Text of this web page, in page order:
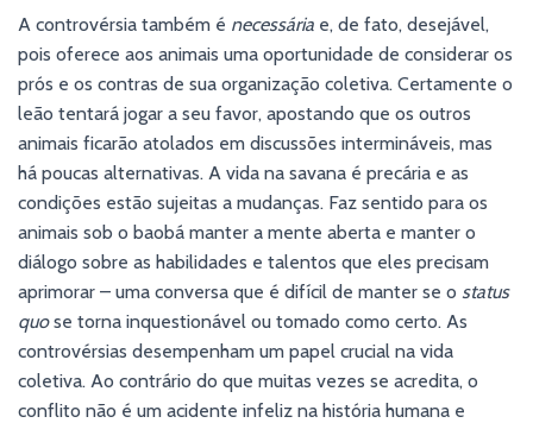
A controvérsia também é necessária e, de fato, desejável,
pois oferece aos animais uma oportunidade de considerar os
prós e os contras de sua organização coletiva. Certamente o
leão tentará jogar a seu favor, apostando que os outros
animais ficarão atolados em discussões intermináveis, mas
há poucas alternativas. A vida na savana é precária e as
condições estão sujeitas a mudanças. Faz sentido para os
animais sob o baobá manter a mente aberta e manter o
diálogo sobre as habilidades e talentos que eles precisam
aprimorar – uma conversa que é difícil de manter se o status
quose torna inquestionável ou tomado como certo. As
controvérsias desempenham um papel crucial na vida
coletiva. Ao contrário do que muitas vezes se acredita, o
conflito não é um acidente infeliz na história humana e